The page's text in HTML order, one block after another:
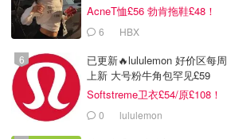
AcneT恤£56 勃肯拖鞋£48！
6 HBX
已更新🔥lululemon 好价区每周
上新 大号粉牛角包罕见£59
Softstreme卫衣£54/原£108！
0 lululemon